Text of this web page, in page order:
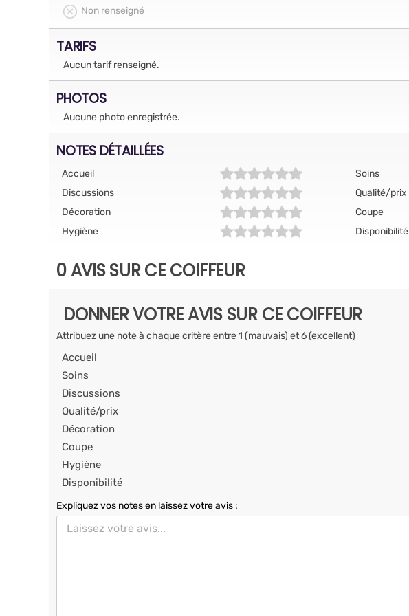
Non renseigné
TARIFS
Aucun tarif renseigné.
PHOTOS
Aucune photo enregistrée.
NOTES DÉTAILLÉES
Accueil
Soins
Discussions
Qualité/prix
Décoration
Coupe
Hygiène
Disponibilité
0 AVIS SUR CE COIFFEUR
DONNER VOTRE AVIS SUR CE COIFFEUR
Attribuez une note à chaque critère entre 1 (mauvais) et 6 (excellent)
Accueil
Soins
Discussions
Qualité/prix
Décoration
Coupe
Hygiène
Disponibilité
Expliquez vos notes en laissez votre avis :